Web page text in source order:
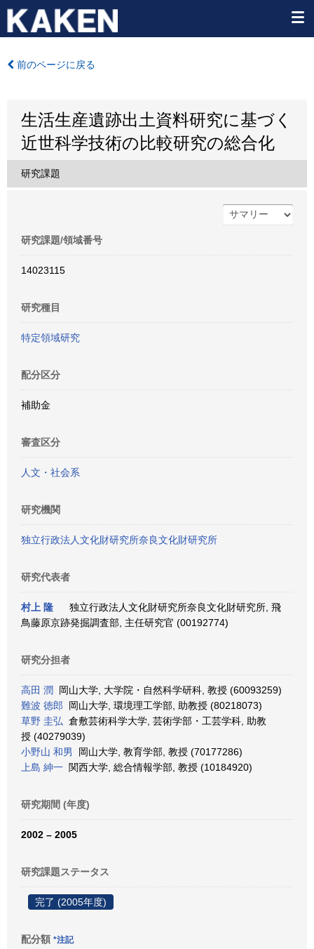
前のページに戻る
生活生産遺跡出土資料研究に基づく
近世科学技術の比較研究の総合化
研究課題
研究課題/領域番号
14023115
研究種目
特定領域研究
配分区分
補助金
審査区分
人文・社会系
研究機関
独立行政法人文化財研究所奈良文化財研究所
研究代表者
村上 隆
独立行政法人文化財研究所奈良文化財研究所, 飛
鳥藤原京跡発掘調査部, 主任研究官 (00192774)
研究分担者
高田 潤 岡山大学, 大学院・自然科学研科, 教授 (60093259)
難波 徳郎 岡山大学, 環境理工学部, 助教授 (80218073)
草野 圭弘 倉敷芸術科学大学, 芸術学部・工芸学科, 助教
授 (40279039)
小野山 和男
岡山大学, 教育学部, 教授 (70177286)
上島 紳一 関西大学, 総合情報学部, 教授 (10184920)
研究期間 (年度)
2002 – 2005
研究課題ステータス
完了 (2005年度)
配分額 *注記